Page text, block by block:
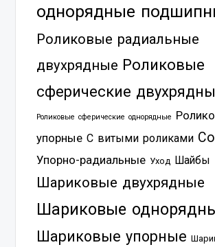
однорядные
Роликовые радиальные
двухрядные Роликовые
сферические
Роликовые сферические однорядные
упорные С витыми роликами
Упорно-радиальные Уход Шайбы
Шариковые двухрядные
Шариковые
Шариковые упорные